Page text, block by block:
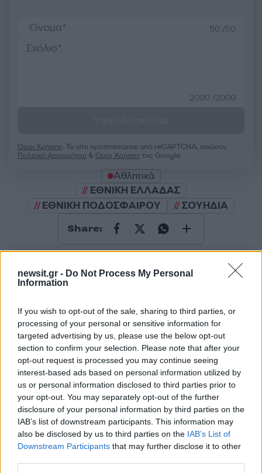
newsit.gr - Do Not Process My Personal
Information
If you wish to opt-out of the sale, sharing to third parties, or
processing of your personal or sensitive information for
targeted advertising by us, please use the below opt-out
section to confirm your selection. Please note that after your
opt-out request is processed you may continue seeing
interest-based ads based on personal information utilized by
us or personal information disclosed to third parties prior to
your opt-out. You may separately opt-out of the further
disclosure of your personal information by third parties on the
IAB’s list of downstream participants. This information may
also be disclosed by us to third parties on the IAB’s List of
Downstream Participants that may further disclose it to other
50 /50
2000 /2000
Όροι Χρήσης. Το site προστατεύεται από reCAPTCHA, ισχύουν
Πολιτική Απορρήτου &Όροι Χρήσης της Google.
Αθλητικά
ΕΘΝΙΚΗ ΕΛΛΑΔΑΣ
ΕΘΝΙΚΗ ΠΟΔΟΣΦΑΙΡΟΥ
ΣΟΥΗΔΙΑ
Share:
ενημερωθείτε πρώτοι για όλη την ειδησεογραφία και τα
τελευταία νέατης ημέρας
Πιο δημοφιλή
1 Κωνσταντίνος Αργυρός και Αλεξάνδρα
Νίκα κάνουν διακοπές με πολυτελές γιοτ
με τα δύο παιδιά τους
2Η Άννα Βίσση ξετρελάθηκε με μπάντα που
έπαιζε Τσιτσάνη στο Φισκάρδο και τους
πρότεινε συνεργασία
3